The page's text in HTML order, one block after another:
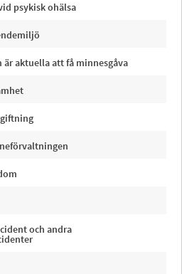
psykisk ohälsa
är aktuella att få minnesgåva
och andra